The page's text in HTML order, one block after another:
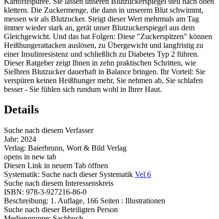
klettern. Die Zuckermenge, die dann in unserem Blut schwimmt,
messen wir als Blutzucker. Steigt dieser Wert mehrmals am Tag
immer wieder stark an, gerät unser Blutzuckerspiegel aus dem
Gleichgewicht. Und das hat Folgen: Diese "Zuckerspitzen" können
Heißhungerattacken auslösen, zu Übergewicht und langfristig zu
einer Insulinresistenz und schließlich zu Diabetes Typ 2 führen.
Dieser Ratgeber zeigt Ihnen in zehn praktischen Schritten, wie
SieIhren Blutzucker dauerhaft in Balance bringen. Ihr Vorteil: Sie
verspüren keinen Heißhunger mehr, Sie nehmen ab, Sie schlafen
besser - Sie fühlen sich rundum wohl in Ihrer Haut.
Details
Suche nach diesem Verfasser
Jahr: 2024
Verlag: Baierbrunn, Wort & Bild Verlag
opens in new tab
Diesen Link in neuem Tab öffnen
Systematik: Suche nach dieser Systematik Vel 6
Suche nach diesem Interessenskreis
ISBN: 978-3-927216-86-0
Beschreibung: 1. Auflage, 166 Seiten : Illustrationen
Suche nach dieser Beteiligten Person